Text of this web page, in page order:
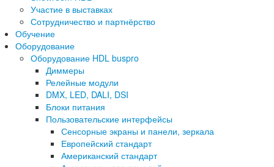
Участие в выставках
Сотрудничество и партнёрство
Обучение
Оборудование
Оборудование HDL buspro
Диммеры
Релейные модули
DMX, LED, DALI, DSI
Блоки питания
Пользовательские интерфейсы
Сенсорные экраны и панели, зеркала
Европейский стандарт
Американский стандарт